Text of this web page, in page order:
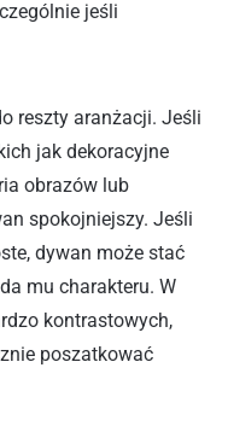
jeśli
reszty aranżacji. Jeśli
jak dekoracyjne
obrazów lub
spokojniejszy. Jeśli
dywan może stać
mu charakteru. W
kontrastowych,
poszatkować